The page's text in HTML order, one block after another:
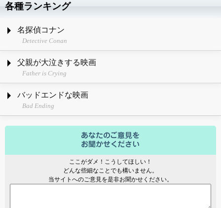
各種ランキング
名探偵コナン
Detective Conan
父親が大泣きする映画
Father is Crying
バッドエンドな映画
Bad Ending
ここがダメ！こうしてほしい！
どんな些細なことでも構いません。
当サイトへのご意見を是非お聞かせください。